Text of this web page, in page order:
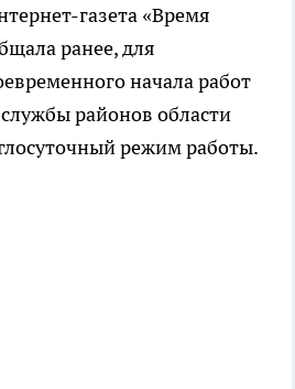
газета «Время
ранее, для
начала работ
районов области
режим работы.